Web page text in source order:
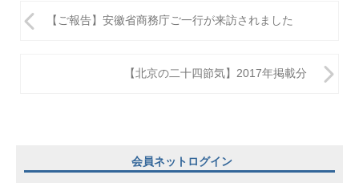
投
シ
【ご報告】安徽省商務庁ご一行が来訪されました
【北京の二十四節気】2017年掲載分
会員ネットログイン